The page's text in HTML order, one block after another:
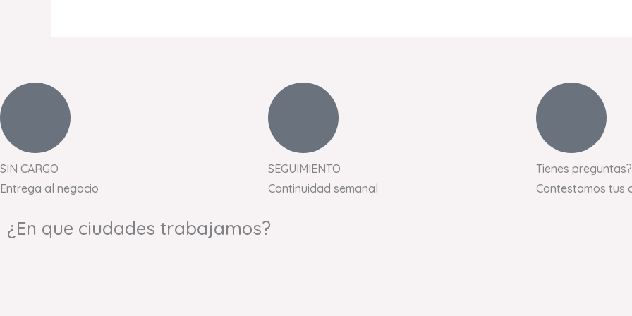
SIN CARGO
Entrega al negocio
SEGUIMIENTO
Continuidad semanal
Tienes preguntas?
Contestamos tus
¿En que ciudades trabajamos?